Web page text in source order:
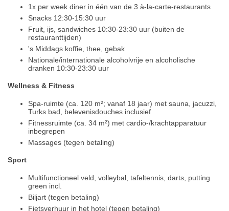
1x per week diner in één van de 3 à-la-carte-restaurants
Snacks 12:30-15:30 uur
Fruit, ijs, sandwiches 10:30-23:30 uur (buiten de
restauranttijden)
's Middags koffie, thee, gebak
Nationale/internationale alcoholvrije en alcoholische
dranken 10:30-23:30 uur
Wellness & Fitness
Spa-ruimte (ca. 120 m²; vanaf 18 jaar) met sauna, jacuzzi,
Turks bad, belevenisdouches inclusief
Fitnessruimte (ca. 34 m²) met cardio-/krachtapparatuur
inbegrepen
Massages (tegen betaling)
Sport
Multifunctioneel veld, volleybal, tafeltennis, darts, putting
green incl.
Biljart (tegen betaling)
Fietsverhuur in het hotel (tegen betaling)